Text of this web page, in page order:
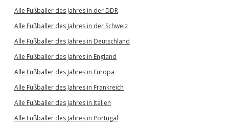
Alle Fußballer des Jahres in der DDR
Alle Fußballer des Jahres in der Schweiz
Alle Fußballer des Jahres in Deutschland
Alle Fußballer des Jahres in England
Alle Fußballer des Jahres in Europa
Alle Fußballer des Jahres in Frankreich
Alle Fußballer des Jahres in Italien
Alle Fußballer des Jahres in Portugal